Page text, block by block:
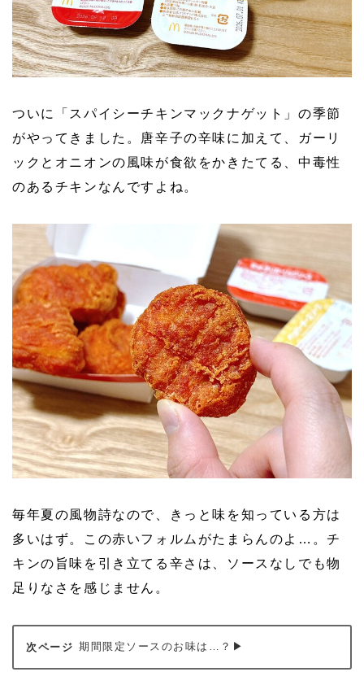
ついに「スパイシーチキンマックナゲット」の季節
がやってきました。唐辛子の辛味に加えて、ガーリ
ックとオニオンの風味が食欲をかきたてる、中毒性
のあるチキンなんですよね。
毎年夏の風物詩なので、きっと味を知っている方は
多いはず。この赤いフォルムがたまらんのよ…。チ
キンの旨味を引き立てる辛さは、ソースなしでも物
足りなさを感じません。
期間限定ソースのお味は…？▶